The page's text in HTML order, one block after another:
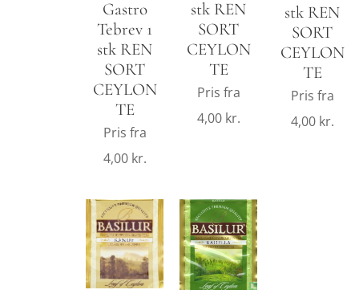
Gastro
Tebrev 1
stk REN
SORT
CEYLON
TE
Pris fra
4,00kr.
stk REN
SORT
CEYLON
TE
Pris fra
4,00kr.
stk REN
SORT
CEYLON
TE
Pris fra
4,00kr.